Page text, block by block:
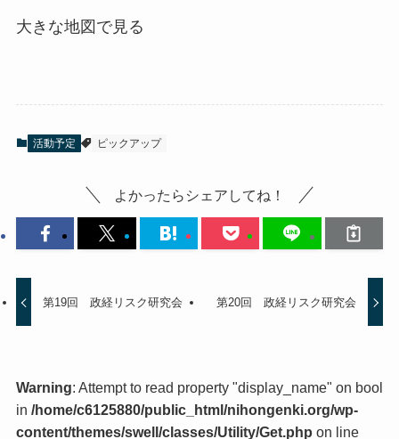
大きな地図で見る
活動予定 ピックアップ
よかったらシェアしてね！
第19回 政経リスク研究会 第20回 政経リスク研究会
Warning: Attempt to read property "display_name" on bool
in /home/c6125880/public_html/nihongenki.org/wp-
content/themes/swell/classes/Utility/Get.php on line